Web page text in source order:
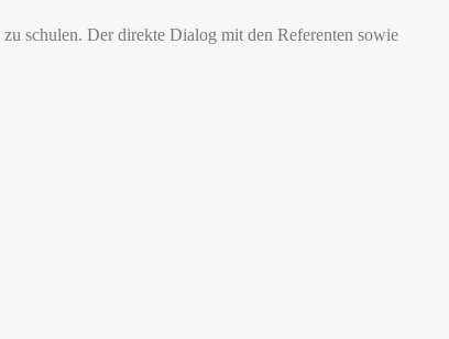
schulen. Der direkte Dialog mit den Referenten sowie